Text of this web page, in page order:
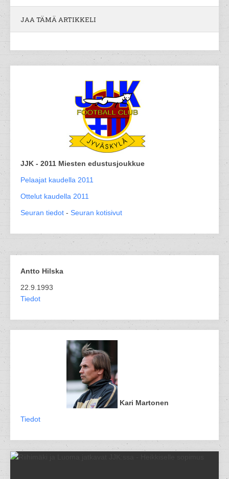
JAA TÄMÄ ARTIKKELI
JJK - 2011 Miesten edustusjoukkue
Pelaajat kaudella 2011
Ottelut kaudella 2011
Seuran tiedot - Seuran kotisivut
Antto Hilska
22.9.1993
Tiedot
Kari Martonen
Tiedot